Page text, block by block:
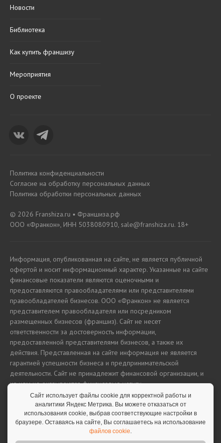
Новости
Библиотека
Как купить франшизу
Мероприятия
О проекте
Политика конфиденциальности
Согласие на обработку персональных данных
Политика обработки персональных данных
© 2026 Franshiza.ru • Франшиза.рф
ООО «Франкон», ИНН 5038080910, sale@franshiza.ru. 18+
Информация, опубликованная на сайте, не является публичной
офертой и носит информационный характер. Указанные на сайте
финансовые показатели являются оценочными и
предоставляются правообладателями или представителями
правообладателей бизнесов. ООО «Франкон» не является
представителем правообладателя или посредником
размещенных бизнесов (франшиз). Сайт не несет
ответственности за достоверность информации,
предоставленной представителями бизнесов, а также их
действия. Представленная на сайте информация не является
гарантией успешности бизнеса и предпринимательской
деятельности. Сайт не принадлежит финансовой организации, и
на нем не оказываются финансовые услуги.
Полная версия сайта
Сайт использует файлы cookie для корректной работы и
аналитики Яндекс Метрика. Вы можете отказаться от
использования cookie, выбрав соответствующие настройки в
браузере. Оставаясь на сайте, Вы соглашаетесь на использование
файлов cookie.